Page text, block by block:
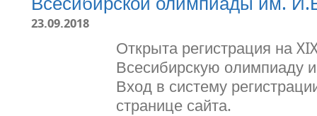
23.09.2018
Открыта регистрация на
Всесибирскую олимпиаду
Вход в систему
странице сайта.